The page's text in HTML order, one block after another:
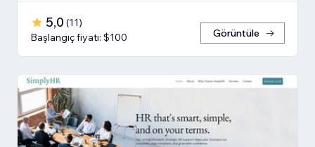
5,0 (11)
Başlangıç fiyatı: $100
Görüntüle